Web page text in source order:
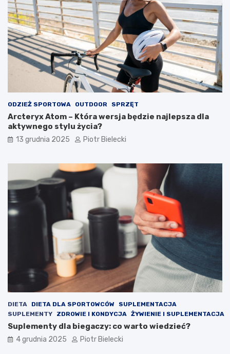
ODZIEŻ SPORTOWA OUTDOOR SPRZĘT
Arcteryx Atom – Która wersja będzie najlepsza dla
aktywnego stylu życia?
13 grudnia 2025 Piotr Bielecki
DIETA DIETA DLA SPORTOWCÓW
SUPLEMENTACJA
SUPLEMENTY
ZDROWIE I KONDYCJA ŻYWIENIE I SUPLEMENTACJA
Suplementy dla biegaczy: co warto wiedzieć?
4 grudnia 2025 Piotr Bielecki